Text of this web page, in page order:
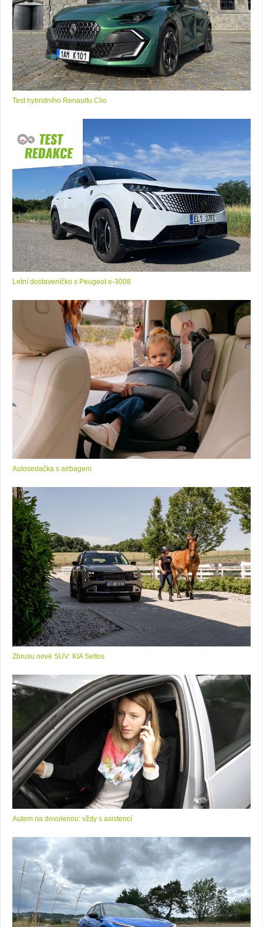
Test hybridního Renaultu Clio
Letní dostaveníčko s Peugeot e-3008
Autosedačka s airbagem
Zbrusu nové SUV: KIA Seltos
Autem na dovolenou: vždy s asistencí